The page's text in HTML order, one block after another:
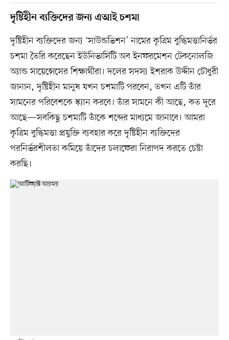
দৃষ্টিহীন ব্যক্তিদের জন্য এআই চশমা
দৃষ্টিহীন ব্যক্তিদের জন্য ‘সাউন্ডভিশন’ নামের কৃত্রিম বুদ্ধিমত্তানির্ভর
চশমা তৈরি করেছেন ইউনিভার্সিটি অব ইনফরমেশন টেকনোলজি
অ্যান্ড সায়েন্সেসের শিক্ষার্থীরা। দলের সদস্য ইশরাক উদ্দীন চৌধুরী
জানান, দৃষ্টিহীন মানুষ যখন চশমাটি পরবেন, তখন এটি তাঁর
সামনের পরিবেশকে স্ক্যান করবে। তাঁর সামনে কী আছে, কত দূরে
আছে—সবকিছু চশমাটি তাঁকে শব্দের মাধ্যমে জানাবে। আমরা
কৃত্রিম বুদ্ধিমত্তা প্রযুক্তি ব্যবহার করে দৃষ্টিহীন ব্যক্তিদের
পরনির্ভরশীলতা কমিয়ে তাঁদের চলাফেরা নিরাপদ করতে চেষ্টা
করছি।